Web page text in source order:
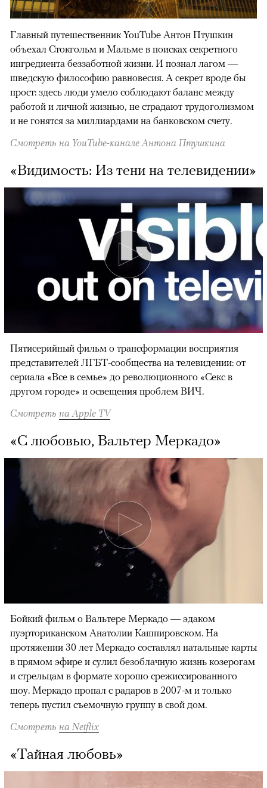
Главный путешественник YouTube Антон Птушкин
объехал Стокгольм и Мальме в поисках секретного
ингредиента беззаботной жизни. И познал лагом —
шведскую философию равновесия. А секрет вроде бы
прост: здесь люди умело соблюдают баланс между
работой и личной жизнью, не страдают трудоголизмом
и не гонятся за миллиардами на банковском счету.
Смотреть на YouTube-канале Антона Птушкина
«Видимость: Из тени на телевидении»
Пятисерийный фильм о трансформации восприятия
представителей ЛГБТ-сообщества на телевидении: от
сериала «Все в семье» до революционного «Секс в
другом городе» и освещения проблем ВИЧ.
Смотреть на Apple TV
«С любовью, Вальтер Меркадо»
Бойкий фильм о Вальтере Меркадо — эдаком
пуэрториканском Анатолии Кашпировском. На
протяжении 30 лет Меркадо составлял натальные карты
в прямом эфире и сулил безоблачную жизнь козерогам
и стрельцам в формате хорошо срежиссированного
шоу. Меркадо пропал с радаров в 2007-м и только
теперь пустил съемочную группу в свой дом.
Смотреть на Netflix
«Тайная любовь»